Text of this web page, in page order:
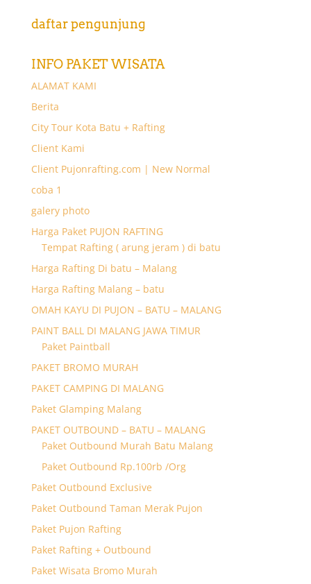
daftar pengunjung
INFO PAKET WISATA
ALAMAT KAMI
Berita
City Tour Kota Batu + Rafting
Client Kami
Client Pujonrafting.com | New Normal
coba 1
galery photo
Harga Paket PUJON RAFTING
Tempat Rafting ( arung jeram ) di batu
Harga Rafting Di batu – Malang
Harga Rafting Malang – batu
OMAH KAYU DI PUJON – BATU – MALANG
PAINT BALL DI MALANG JAWA TIMUR
Paket Paintball
PAKET BROMO MURAH
PAKET CAMPING DI MALANG
Paket Glamping Malang
PAKET OUTBOUND – BATU – MALANG
Paket Outbound Murah Batu Malang
Paket Outbound Rp.100rb /Org
Paket Outbound Exclusive
Paket Outbound Taman Merak Pujon
Paket Pujon Rafting
Paket Rafting + Outbound
Paket Wisata Bromo Murah